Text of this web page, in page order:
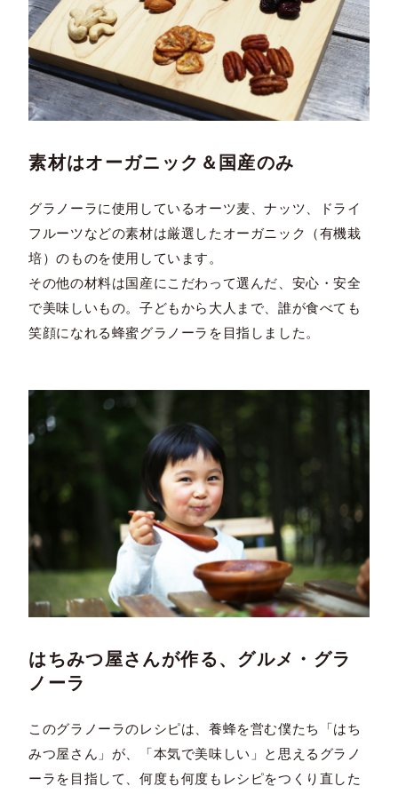
素材はオーガニック＆国産のみ
グラノーラに使用しているオーツ麦、ナッツ、ドライ
フルーツなどの素材は厳選したオーガニック（有機栽
培）のものを使用しています。
その他の材料は国産にこだわって選んだ、安心・安全
で美味しいもの。子どもから大人まで、誰が食べても
笑顔になれる蜂蜜グラノーラを目指しました。
はちみつ屋さんが作る、グルメ・グラ
ノーラ
このグラノーラのレシピは、養蜂を営む僕たち「はち
みつ屋さん」が、「本気で美味しい」と思えるグラノ
ーラを目指して、何度も何度もレシピをつくり直した